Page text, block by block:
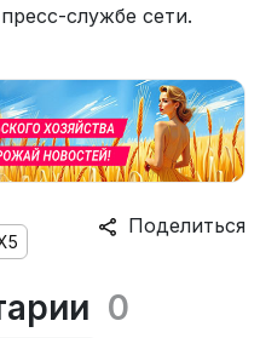
службе сети.
Поделиться
0